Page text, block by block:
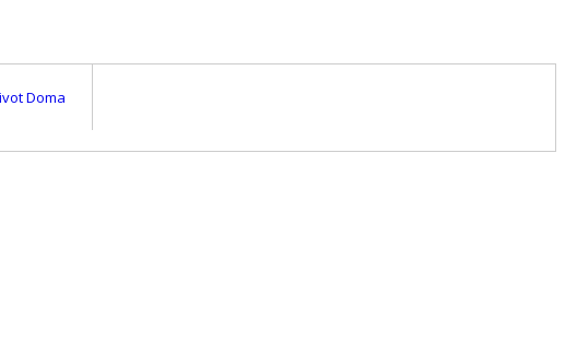
Doma